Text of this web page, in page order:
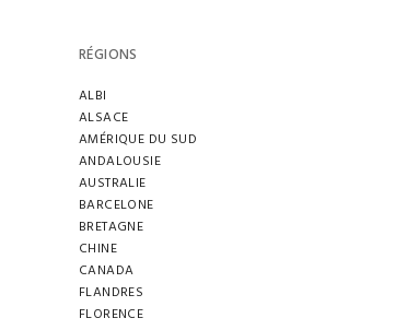
RÉGIONS
ALBI
ALSACE
AMÉRIQUE DU SUD
ANDALOUSIE
AUSTRALIE
BARCELONE
BRETAGNE
CHINE
CANADA
FLANDRES
FLORENCE